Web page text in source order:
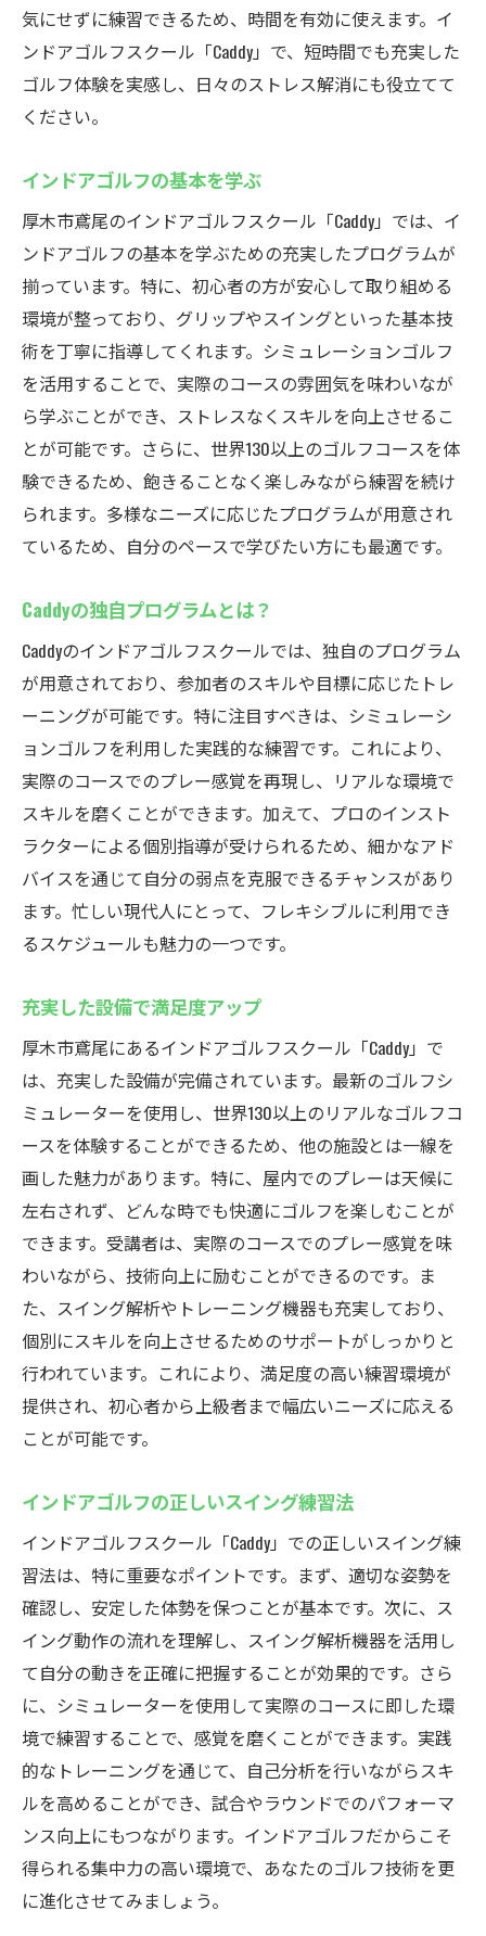
未来のゴルフ練習法を先取り
シミュレーションゴルフcaddyで世界をラウンド
自宅で楽しむシミュレーションゴルフ
天候に左右されないゴルフ体験
テクノロジーで広がるゴルフの可能性
天候に左右されないインドアゴルフの魅力
季節を問わずゴルフを楽しむ
雨の日でも快適な練習環境
時間を選ばずに利用できる利便性
天候に左右されないプレイのメリット
年間を通してスキルを磨く方法
ストレスフリーなゴルフライフの実現
を再発見
新しいゴルフ体験を提供するcaddy
ゴルフ愛好者の交流の場として
初心者におすすめの練習法
楽しみながら上達するプログラム
魅力的なイベントや大会の紹介
家族で楽しむインドアゴルフの提案
厚木市鳶尾のCaddyでゴルフライフを豊かに
Caddyでのゴルフライフの始め方
ゴルフを通じた新しい人間関係の構築
験
Caddy利用者の声を紹介
長く続けられるゴルフライフの秘訣
ゴルフがもたらす健康とリラクゼーション
気にせずに練習できるため、時間を有効に使えます。イ
ンドアゴルフスクール「Caddy」で、短時間でも充実した
ゴルフ体験を実感し、日々のストレス解消にも役立てて
ください。
インドアゴルフの基本を学ぶ
厚木市鳶尾のインドアゴルフスクール「Caddy」では、イ
ンドアゴルフの基本を学ぶための充実したプログラムが
揃っています。特に、初心者の方が安心して取り組める
環境が整っており、グリップやスイングといった基本技
術を丁寧に指導してくれます。シミュレーションゴルフ
を活用することで、実際のコースの雰囲気を味わいなが
ら学ぶことができ、ストレスなくスキルを向上させるこ
とが可能です。さらに、世界130以上のゴルフコースを体
験できるため、飽きることなく楽しみながら練習を続け
られます。多様なニーズに応じたプログラムが用意され
ているため、自分のペースで学びたい方にも最適です。
Caddyの独自プログラムとは？
Caddyのインドアゴルフスクールでは、独自のプログラム
が用意されており、参加者のスキルや目標に応じたトレ
ーニングが可能です。特に注目すべきは、シミュレーシ
ョンゴルフを利用した実践的な練習です。これにより、
実際のコースでのプレー感覚を再現し、リアルな環境で
スキルを磨くことができます。加えて、プロのインスト
ラクターによる個別指導が受けられるため、細かなアド
バイスを通じて自分の弱点を克服できるチャンスがあり
ます。忙しい現代人にとって、フレキシブルに利用でき
るスケジュールも魅力の一つです。
充実した設備で満足度アップ
厚木市鳶尾にあるインドアゴルフスクール「Caddy」で
は、充実した設備が完備されています。最新のゴルフシ
ミュレーターを使用し、世界130以上のリアルなゴルフコ
ースを体験することができるため、他の施設とは一線を
画した魅力があります。特に、屋内でのプレーは天候に
左右されず、どんな時でも快適にゴルフを楽しむことが
できます。受講者は、実際のコースでのプレー感覚を味
わいながら、技術向上に励むことができるのです。ま
た、スイング解析やトレーニング機器も充実しており、
個別にスキルを向上させるためのサポートがしっかりと
行われています。これにより、満足度の高い練習環境が
提供され、初心者から上級者まで幅広いニーズに応える
ことが可能です。
インドアゴルフの正しいスイング練習法
インドアゴルフスクール「Caddy」での正しいスイング練
習法は、特に重要なポイントです。まず、適切な姿勢を
確認し、安定した体勢を保つことが基本です。次に、ス
イング動作の流れを理解し、スイング解析機器を活用し
て自分の動きを正確に把握することが効果的です。さら
に、シミュレーターを使用して実際のコースに即した環
境で練習することで、感覚を磨くことができます。実践
的なトレーニングを通じて、自己分析を行いながらスキ
ルを高めることができ、試合やラウンドでのパフォーマ
ンス向上にもつながります。インドアゴルフだからこそ
得られる集中力の高い環境で、あなたのゴルフ技術を更
に進化させてみましょう。